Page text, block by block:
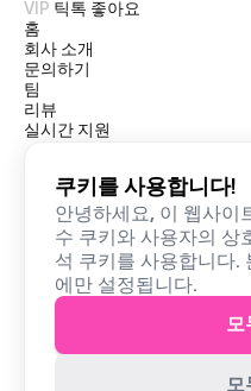
홈
회사 소개
문의하기
팀
리뷰
실시간 지원
VIP 틱톡 좋아요
2025 Stellarlikes — 모든 권리
모든 시스템이 정상 작동 중입
Stellarlikes.kr 은 TikTok,
제3자 회사와 아무런 관련이
로고, 상표 및 브랜드는 각 소
StellarLikes 은 상기 언급된
쿠키를 사용합니다!
안녕하세요, 이 웹사이
수 쿠키와 사용자의 상
석 쿠키를 사용합니다.
에만 설정됩니다.
모
모